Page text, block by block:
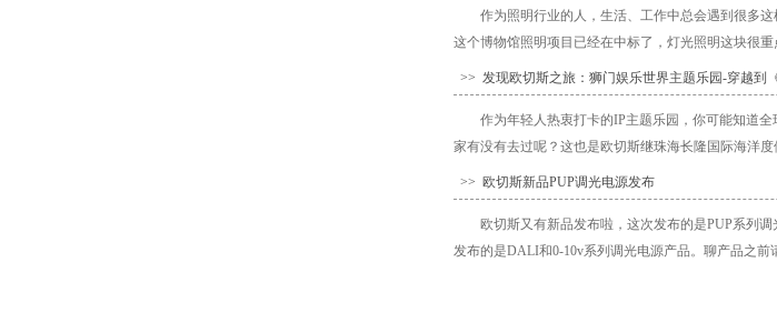
作为照明行业的人，生活、工作中总会遇到很多
这个博物馆照明项目已经在中标了，灯光照明这块很
>> 发现欧切斯之旅：狮门娱乐世界主题乐园-穿越到
作为年轻人热衷打卡的IP主题乐园，你可能知道
家有没有去过呢？这也是欧切斯继珠海长隆国际海洋
>> 欧切斯新品PUP调光电源发布
欧切斯又有新品发布啦，这次发布的是PUP系列
发布的是DALI和0-10v系列调光电源产品。聊产品之前